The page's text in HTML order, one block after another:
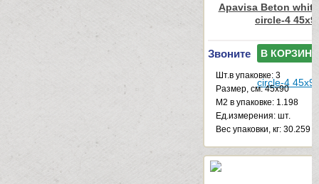
Apavisa Beton
circle-4
Звоните В КОРЗИНУ
Шт.в упаковке: 3
Размер, см: 45x90
М2 в упаковке: 1.198
Ед.измерения: шт.
Веc упаковки, кг: 30.259